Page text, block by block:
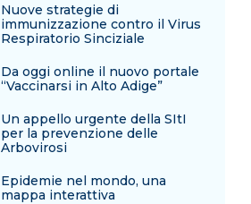
Nuove strategie di
immunizzazione contro il Virus
Respiratorio Sinciziale
Da oggi online il nuovo portale
“Vaccinarsi in Alto Adige”
Un appello urgente della SItI
per la prevenzione delle
Arbovirosi
Epidemie nel mondo, una
mappa interattiva